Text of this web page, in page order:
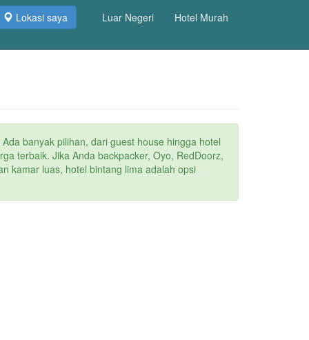
Lokasi saya Luar Negeri Hotel Murah
banyak pilihan, dari guest house hingga hotel
terbaik. Jika Anda backpacker, Oyo, RedDoorz,
kamar luas, hotel bintang lima adalah opsi